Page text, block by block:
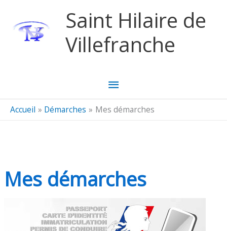
Saint Hilaire de
Villefranche
Menu
principal
Accueil Démarches Mes démarches
Mes démarches